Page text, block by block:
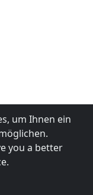
um Ihnen ein
you a better